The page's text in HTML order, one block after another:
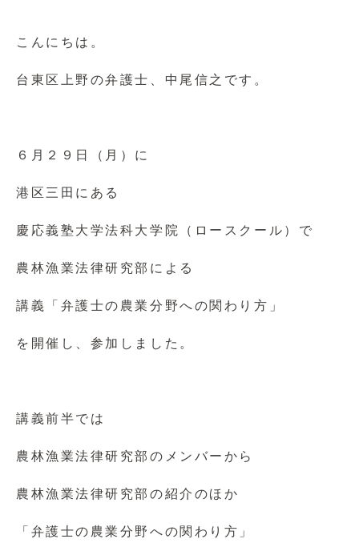
こんにちは。
台東区上野の弁護士、中尾信之です。
６月２９日（月）に
港区三田にある
慶応義塾大学法科大学院（ロースクール）で
農林漁業法律研究部による
講義「弁護士の農業分野への関わり方」
を開催し、参加しました。
講義前半では
農林漁業法律研究部のメンバーから
農林漁業法律研究部の紹介のほか
「弁護士の農業分野への関わり方」